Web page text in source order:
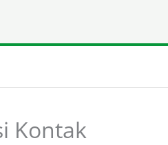
Kontak